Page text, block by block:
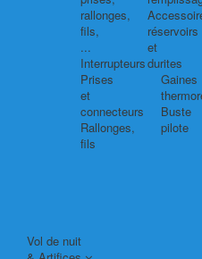
rallonges,
fils,
...
Interrupteurs
Prises
et
connecteurs
Rallonges,
fils
réservoirs
et
durites
Gaines
Buste
pilote
Vol de nuit